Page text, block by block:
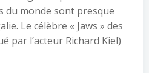
du monde sont presque
Le célèbre « Jaws » des
par l’acteur Richard Kiel)